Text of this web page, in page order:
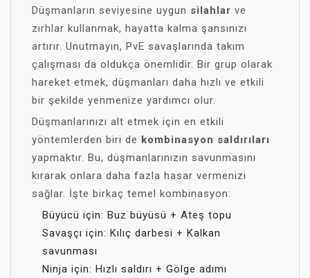
Düşmanların seviyesine uygun silahlar ve
zırhlar kullanmak, hayatta kalma şansınızı
artırır. Unutmayın, PvE savaşlarında takım
çalışması da oldukça önemlidir. Bir grup olarak
hareket etmek, düşmanları daha hızlı ve etkili
bir şekilde yenmenize yardımcı olur.
Düşmanlarınızı alt etmek için en etkili
yöntemlerden biri de kombinasyon saldırıları
yapmaktır. Bu, düşmanlarınızın savunmasını
kırarak onlara daha fazla hasar vermenizi
sağlar. İşte birkaç temel kombinasyon:
Büyücü için: Buz büyüsü + Ateş topu
Savaşçı için: Kılıç darbesi + Kalkan
savunması
Ninja için: Hızlı saldırı + Gölge adımı